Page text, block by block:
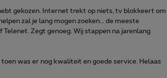
gekozen. Internet trekt op niets, tv blokkeert om
zal je lang mogen zoeken... de meeste
Zegt genoeg. Wij stappen na jarenlang
was er nog kwaliteit en goede service. Helaas